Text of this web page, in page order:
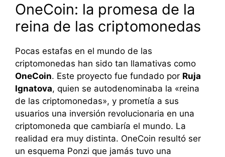
OneCoin: la promesa de la
reina de las criptomonedas
Pocas estafas en el mundo de las
criptomonedas han sido tan llamativas como
OneCoin. Este proyecto fue fundado por Ruja
Ignatova, quien se autodenominaba la «reina
de las criptomonedas», y prometía a sus
usuarios una inversión revolucionaria en una
criptomoneda que cambiaría el mundo. La
realidad era muy distinta. OneCoin resultó ser
un esquema Ponzi que jamás tuvo una